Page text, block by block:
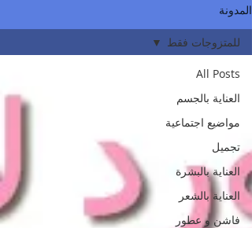
المدونة
All Posts
العناية بالجسم
مواضيع اجتماعية
تجميل
العناية بالبشرة
العناية بالشعر
فاشن و عطور
للمتزوجات فقط